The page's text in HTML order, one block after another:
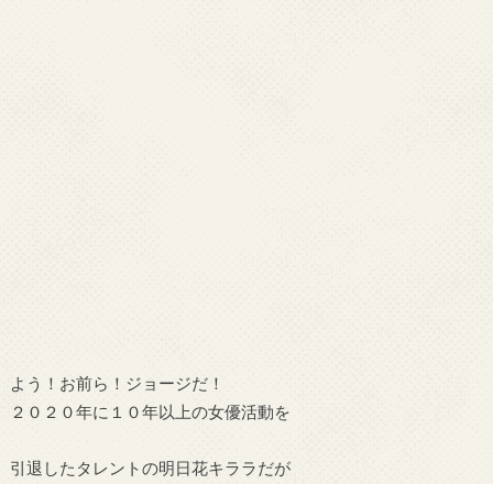
よう！お前ら！ジョージだ！
２０２０年に１０年以上の女優活動を
引退したタレントの明日花キララだが